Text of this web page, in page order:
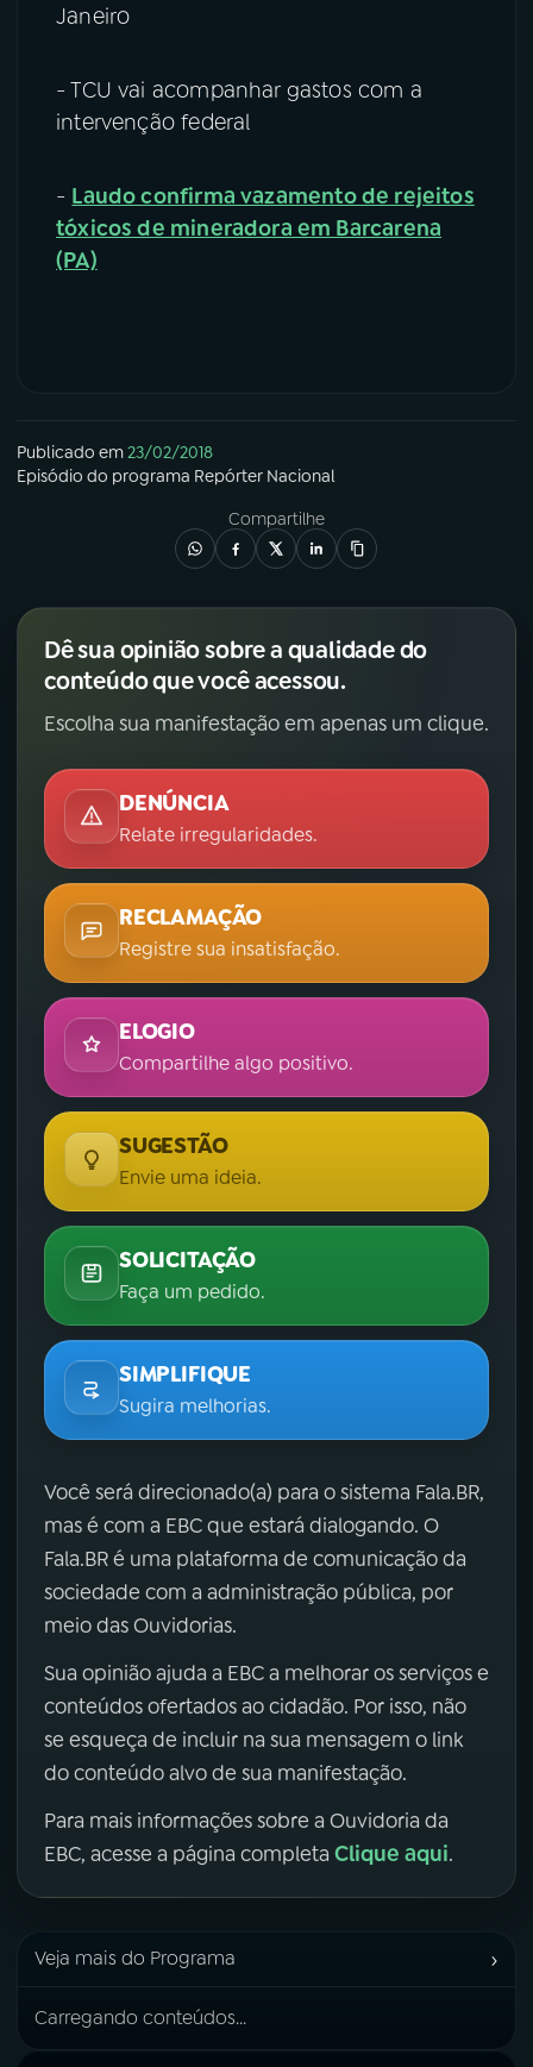
Janeiro
- TCU vai acompanhar gastos com a
intervenção federal
- Laudo confirma vazamento de rejeitos
tóxicos de mineradora em Barcarena
(PA)
Publicado em23/02/2018
Episódio do programa Repórter Nacional
Compartilhe
Dê sua opinião sobre a qualidade do
conteúdo que você acessou.
Escolha sua manifestação em apenas um clique.
DENÚNCIA
Relate irregularidades.
RECLAMAÇÃO
Registre sua insatisfação.
ELOGIO
Compartilhe algo positivo.
SUGESTÃO
Envie uma ideia.
SOLICITAÇÃO
Faça um pedido.
SIMPLIFIQUE
Sugira melhorias.
Você será direcionado(a) para o sistema Fala.BR,
mas é com a EBC que estará dialogando. O
Fala.BR é uma plataforma de comunicação da
sociedade com a administração pública, por
meio das Ouvidorias.
Sua opinião ajuda a EBC a melhorar os serviços e
conteúdos ofertados ao cidadão. Por isso, não
se esqueça de incluir na sua mensagem o link
do conteúdo alvo de sua manifestação.
Para mais informações sobre a Ouvidoria da
EBC, acesse a página completa Clique aqui.
Veja mais do Programa ›
Carregando conteúdos...